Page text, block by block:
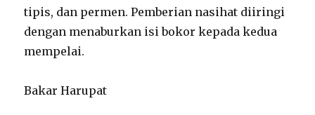
tipis, dan permen. Pemberian nasihat diiringi
dengan menaburkan isi bokor kepada kedua
mempelai.
Bakar Harupat